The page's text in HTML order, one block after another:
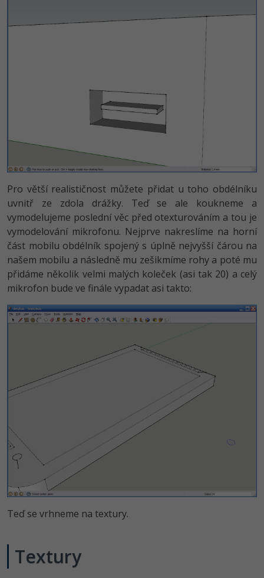
Pro větší realističnost můžete přidat u toho obdélníku
uvnitř ze zdola drážky. Teď se ale koukneme a
vymodelujeme poslední věc před otexturováním a tou je
vymodelování mikrofonu. Nejprve nakreslíme na horní
část mobilu obdélník spojený s úplně nejvyšší čárou na
našem mobilu a následně mu zešikmíme rohy a poté mu
přidáme několik velmi malých koleček (asi tak 20) a celý
mikrofon bude ve finále vypadat asi takto:
Teď se vrhneme na textury.
Textury